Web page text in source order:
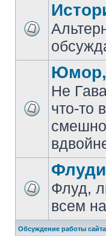
Юмор,
Не
что-то
Флуд,
всем
Обсуждение работы сайта